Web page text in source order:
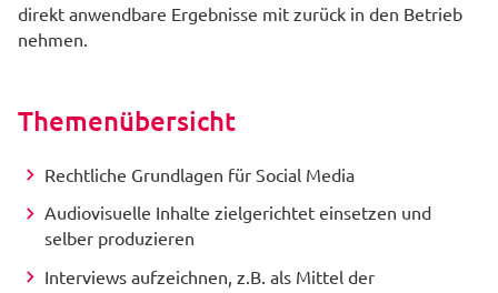
direkt anwendbare Ergebnisse mit zurück in den Betrieb
nehmen.
Themenübersicht
Rechtliche Grundlagen für Social Media
Audiovisuelle Inhalte zielgerichtet einsetzen und
selber produzieren
Interviews aufzeichnen, z.B. als Mittel der